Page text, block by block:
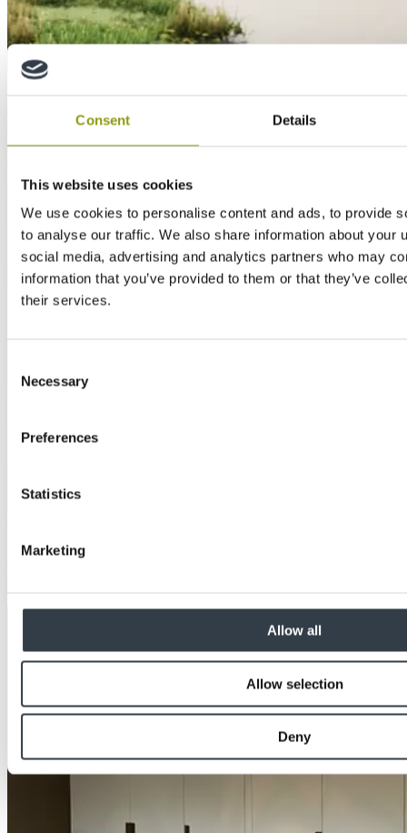
Consent Details
This website uses cookies
We use cookies to personalise content and ads, to provide
to analyse our traffic. We also share information about your
social media, advertising and analytics partners who may
information that you’ve provided to them or that they’ve
their services.
Selection
Necessary
Preferences
Statistics
Marketing
Allow all
Allow selection
Deny
Case Study
Timber Innovations and Archangel Architects
Studenten verrijken tuin Vitalis Brunswijck met